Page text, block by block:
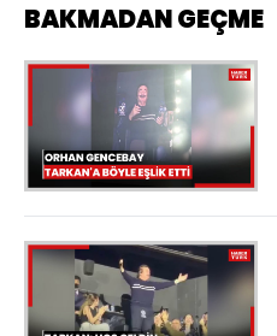
BAKMADAN GEÇME